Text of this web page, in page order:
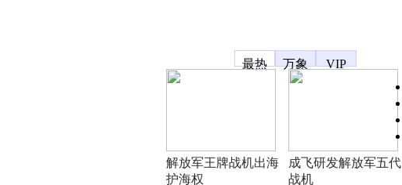
最热
万象 VIP
解放军王牌战机出海
护海权
成飞研发解放军五代
战机